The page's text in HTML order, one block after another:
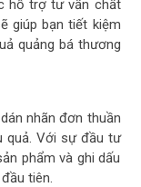
hỗ trợ tư vấn chất
giúp bạn tiết kiệm
quảng bá thương
nhãn đơn thuần
quả. Với sự đầu tư
phẩm và ghi dấu
tiên.